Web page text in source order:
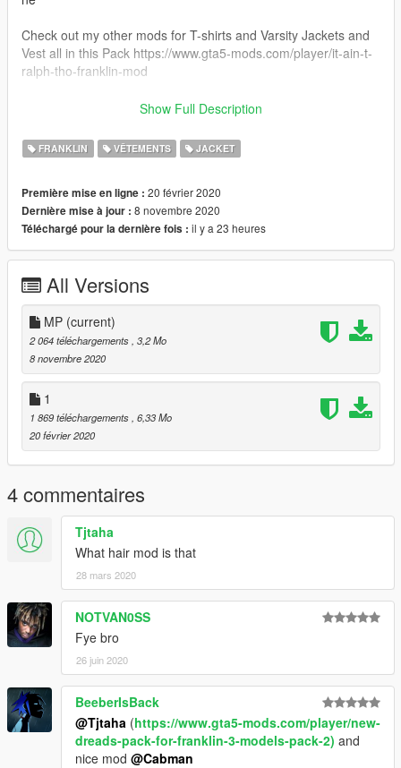
Check out my other mods for T-shirts and Varsity Jackets and
Vest all in this Pack https://www.gta5-mods.com/player/it-ain-t-
ralph-tho-franklin-mod
Thanks please rate,like and share.
More Mods to come .
Show Full Description
FRANKLIN VÊTEMENTS JACKET
Première mise en ligne : 20 février 2020
Dernière mise à jour : 8 novembre 2020
Téléchargé pour la dernière fois : il y a 23 heures
All Versions
MP (current)
2 064 téléchargements , 3,2 Mo
8 novembre 2020
1
1 869 téléchargements , 6,33 Mo
20 février 2020
4 commentaires
Tjtaha
What hair mod is that
28 mars 2020
NOTVAN0SS
Fye bro
26 juin 2020
BeeberIsBack
@Tjtaha (https://www.gta5-mods.com/player/new-
dreads-pack-for-franklin-3-models-pack-2) and
nice mod @Cabman